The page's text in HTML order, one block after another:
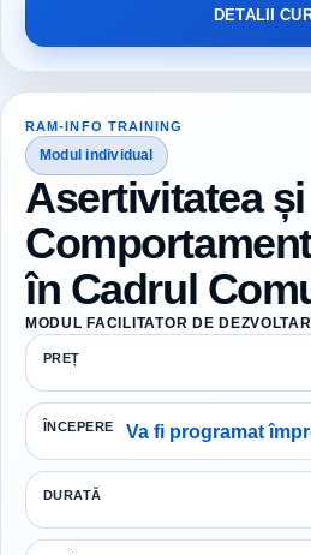
DETALII
RAM-INFO TRAINING
Modul individual
Asertivitatea și
în Cadrul
MODUL FACILITATOR DE
PREȚ
ÎNCEPERE Va fi programat
DURATĂ